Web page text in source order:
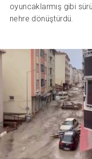
oyuncaklarmış gibi
nehre dönüştürdü.